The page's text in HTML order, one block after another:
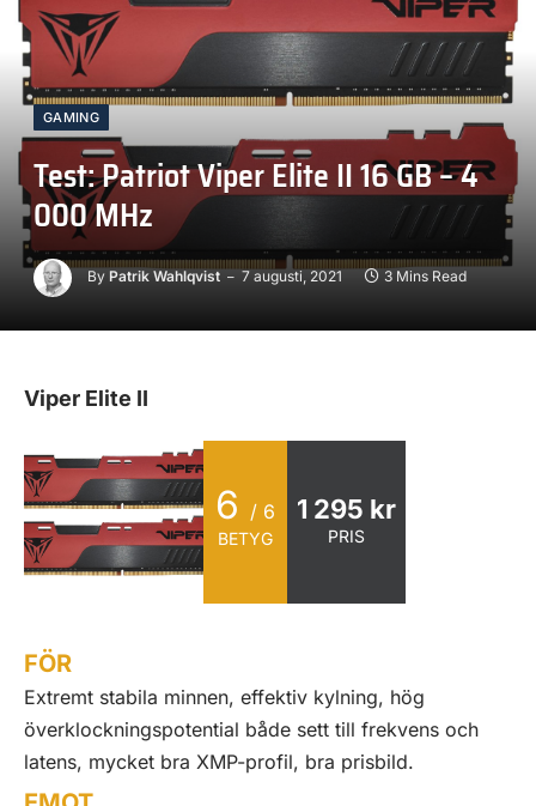
GAMING
Test: Patriot Viper Elite II 16 GB – 4
000 MHz
By Patrik Wahlqvist 7 augusti, 2021 3 Mins Read
Viper Elite II
6 / 6
BETYG
1 295 kr
PRIS
FÖR
Extremt stabila minnen, effektiv kylning, hög
överklockningspotential både sett till frekvens och
latens, mycket bra XMP-profil, bra prisbild.